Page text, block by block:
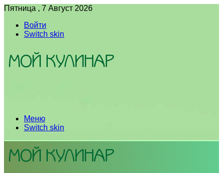
Пятница , 7 Август 2026
Войти
Switch skin
Меню
Switch skin